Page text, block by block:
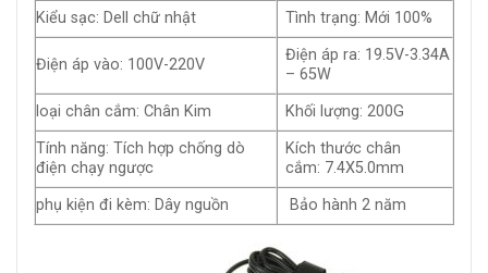
Kiểu sạc: Dell chữ nhật
Tình trạng: Mới 100%
Điện áp vào: 100V-220V
Điện áp ra: 19.5V-3.34A
– 65W
loại chân cắm: Chân Kim
Khối lượng: 200G
Tính năng: Tích hợp chống dò
điện chạy ngược
Kích thước chân
cắm: 7.4X5.0mm
phụ kiện đi kèm: Dây nguồn
Bảo hành 2 năm